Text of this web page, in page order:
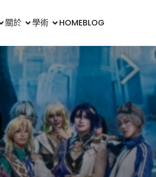
關於 學術 HOMEBLOG